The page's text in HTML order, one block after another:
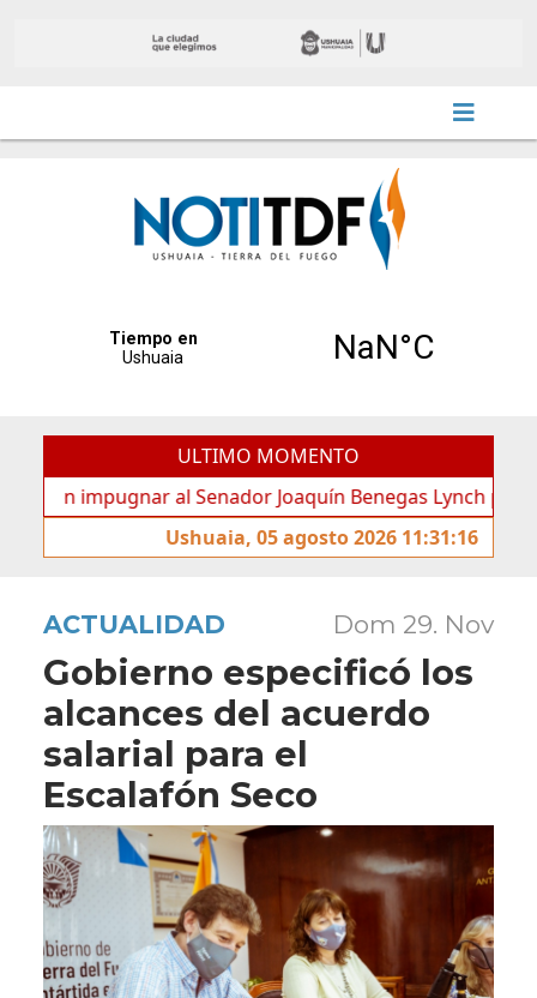
ULTIMO MOMENTO
al Senador Joaquín Benegas Lynch por
Ushuaia, 05 agosto 2026 11:31:16
ACTUALIDAD Dom 29. Nov
Gobierno especificó los
alcances del acuerdo
salarial para el
Escalafón Seco